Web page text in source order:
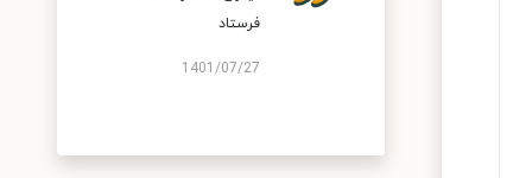
فرستاد
1401/07/27